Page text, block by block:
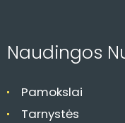
j
Naudingos
Pamokslai
Tarnystės